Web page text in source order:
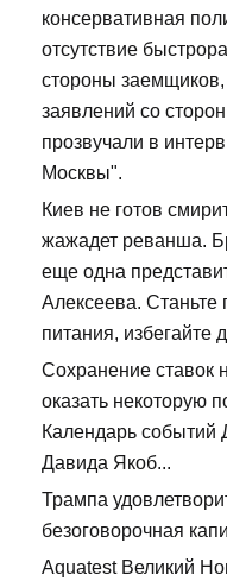
консервативная
отсутствие
стороны заемщиков,
заявлений со
прозвучали в
Москвы".
Киев не готов
жажадет реванша.
еще одна
Алексеева. Станьте
питания, избегайте
Сохранение ставок
оказать некоторую
Календарь
Давида Якоб...
Трампа
безоговорочная
Aquatest Великий